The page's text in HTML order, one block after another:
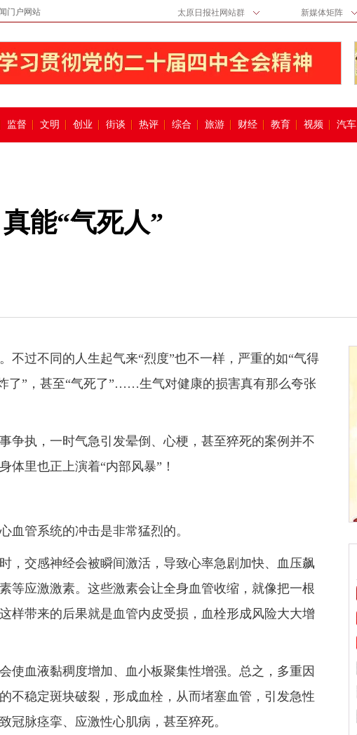
门户网站 太原日报社网站群 新媒体矩阵
监督 文明 创业 街谈 热评 综合 旅游 财经 教育 视频 汽车
能“气死人”
过不同的人生起气来“烈度”也不一样，严重的如“气得
了”，甚至“气死了”……生气对健康的损害真有那么夸张
执，一时气急引发晕倒、心梗，甚至猝死的案例并不
体里也正上演着“内部风暴”！
管系统的冲击是非常猛烈的。
交感神经会被瞬间激活，导致心率急剧加快、血压飙
等应激激素。这些激素会让全身血管收缩，就像把一根
带来的后果就是血管内皮受损，血栓形成风险大大增
血液黏稠度增加、血小板聚集性增强。总之，多重因
不稳定斑块破裂，形成血栓，从而堵塞血管，引发急性
冠脉痉挛、应激性心肌病，甚至猝死。